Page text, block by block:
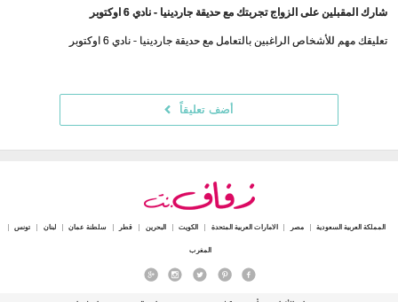
شارك المقبلين على الزواج تجربتك مع حديقة جاردينيا - نادي 6 اوكتوبر
تعليقك مهم للأشخاص الراغبين بالتعامل مع حديقة جاردينيا - نادي 6 اوكتوبر
أضف تعليقاً
المملكة العربية السعودية مصر الامارات العربية المتحدة الكويت البحرين قطر سلطنة عمان لبنان تونس
المغرب